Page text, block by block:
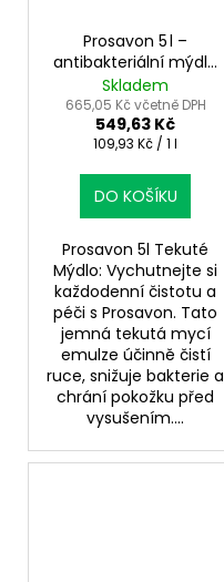
Prosavon 5 l –
antibakteriální mýdlo
pro profesionální
použití
Skladem
665,05 Kč včetně DPH
549,63 Kč
Měrná
109,93 Kč / 1 l
DO KOŠÍKU
Prosavon 5l Tekuté
Mýdlo: Vychutnejte si
každodenní čistotu a
péči s Prosavon. Tato
jemná tekutá mycí
emulze účinně čistí
ruce, snižuje bakterie a
chrání pokožku před
vysušením....